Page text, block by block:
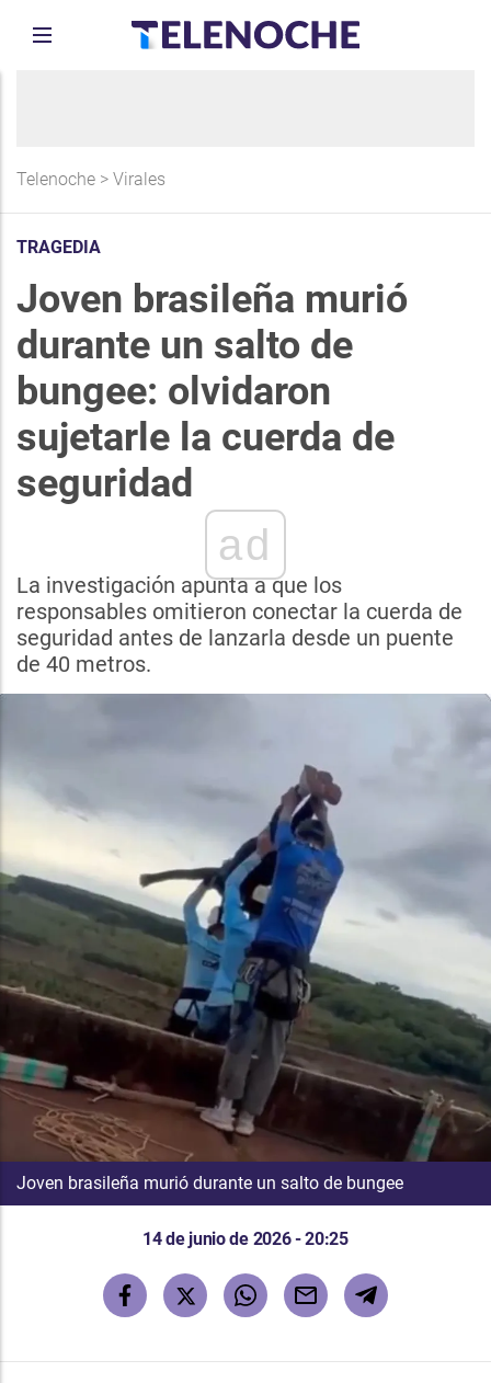
Telenoche > Virales
TRAGEDIA
Joven brasileña murió
durante un salto de
bungee: olvidaron
sujetarle la cuerda de
seguridad
ad
La investigación apunta a que los
responsables omitieron conectar la cuerda de
seguridad antes de lanzarla desde un puente
de 40 metros.
Joven brasileña murió durante un salto de bungee
14 de junio de 2026 - 20:25